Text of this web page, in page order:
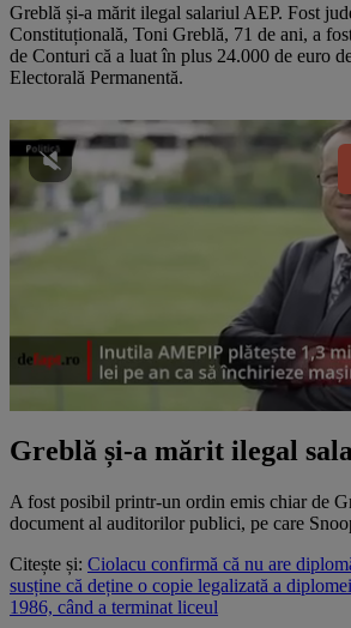
Greblă și-a mărit ilegal salariul AEP. Fost
Constituțională, Toni Greblă, 71 de ani, a
de Conturi că a luat în plus 24.000 de euro
Electorală Permanentă.
Greblă și-a mărit ilegal
A fost posibil printr-un ordin emis chiar de
document al auditorilor publici, pe care
Citește și: Ciolacu confirmă că nu are
susține că deține o copie legalizată a
1986, când a terminat liceul